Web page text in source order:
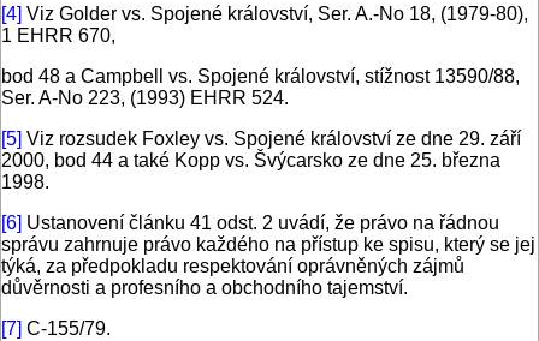
[4] Viz Golder vs. Spojené království, Ser. A.-No 18, (1979-80),
1 EHRR 670,
bod 48 a Campbell vs. Spojené království, stížnost 13590/88,
Ser. A-No 223, (1993) EHRR 524.
[5] Viz rozsudek Foxley vs. Spojené království ze dne 29. září
2000, bod 44 a také Kopp vs. Švýcarsko ze dne 25. března
1998.
[6] Ustanovení článku 41 odst. 2 uvádí, že právo na řádnou
správu zahrnuje právo každého na přístup ke spisu, který se jej
týká, za předpokladu respektování oprávněných zájmů
důvěrnosti a profesního a obchodního tajemství.
[7] C-155/79.